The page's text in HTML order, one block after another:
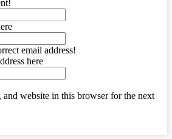
email address!
here
and website in this browser for the next